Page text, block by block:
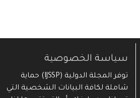
سياسة الخصوصية
توفر المجلة الدولية (IJSSP) حماية
شاملة لكافة البيانات الشخصية التي